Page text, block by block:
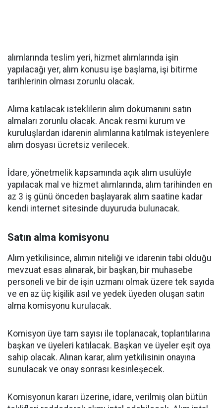
alımlarında teslim yeri, hizmet alımlarında işin
yapılacağı yer, alım konusu işe başlama, işi bitirme
tarihlerinin olması zorunlu olacak.
Alıma katılacak isteklilerin alım dokümanını satın
almaları zorunlu olacak. Ancak resmi kurum ve
kuruluşlardan idarenin alımlarına katılmak isteyenlere
alım dosyası ücretsiz verilecek.
İdare, yönetmelik kapsamında açık alım usulüyle
yapılacak mal ve hizmet alımlarında, alım tarihinden en
az 3 iş günü önceden başlayarak alım saatine kadar
kendi internet sitesinde duyuruda bulunacak.
Satın alma komisyonu
Alım yetkilisince, alımın niteliği ve idarenin tabi olduğu
mevzuat esas alınarak, bir başkan, bir muhasebe
personeli ve bir de işin uzmanı olmak üzere tek sayıda
ve en az üç kişilik asıl ve yedek üyeden oluşan satın
alma komisyonu kurulacak.
Komisyon üye tam sayısı ile toplanacak, toplantılarına
başkan ve üyeleri katılacak. Başkan ve üyeler eşit oya
sahip olacak. Alınan karar, alım yetkilisinin onayına
sunulacak ve onay sonrası kesinleşecek.
Komisyonun kararı üzerine, idare, verilmiş olan bütün